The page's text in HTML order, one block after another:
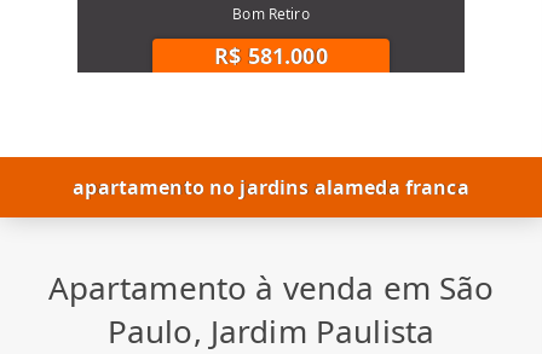
Bom Retiro
R$ 581.000
apartamento no jardins alameda franca
Apartamento à venda em São
Paulo, Jardim Paulista